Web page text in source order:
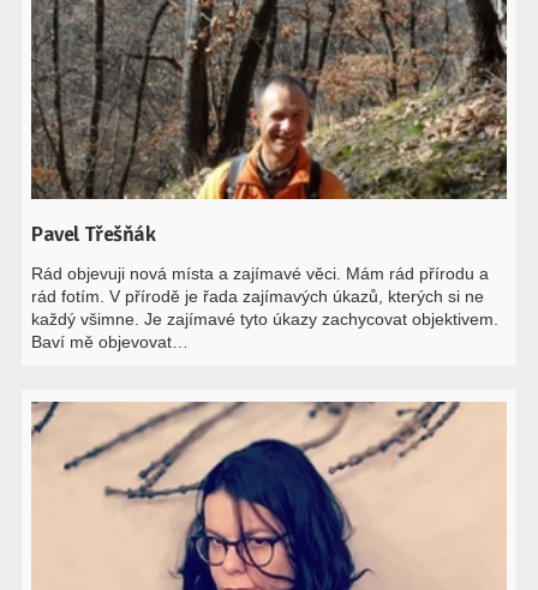
Pavel Třešňák
Rád objevuji nová místa a zajímavé věci. Mám rád přírodu a
rád fotím. V přírodě je řada zajímavých úkazů, kterých si ne
každý všimne. Je zajímavé tyto úkazy zachycovat objektivem.
Baví mě objevovat…